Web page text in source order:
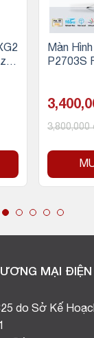
c
Màn
P2703S
3,800,000
MẠI ĐIỆN
do Sở Kế